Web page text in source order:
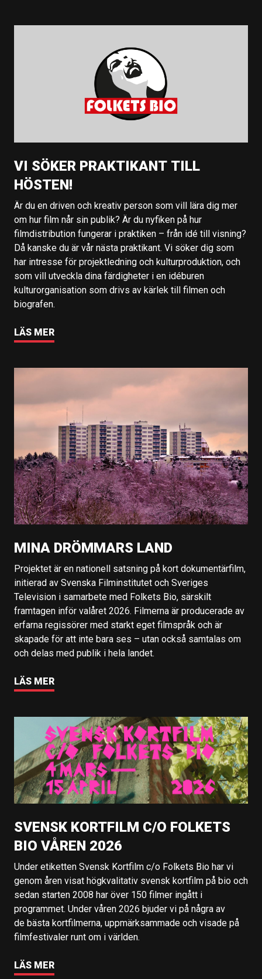
VI SÖKER PRAKTIKANT TILL
HÖSTEN!
Är du en driven och kreativ person som vill lära dig mer
om hur film når sin publik? Är du nyfiken på hur
filmdistribution fungerar i praktiken – från idé till visning?
Då kanske du är vår nästa praktikant. Vi söker dig som
har intresse för projektledning och kulturproduktion, och
som vill utveckla dina färdigheter i en idéburen
kulturorganisation som drivs av kärlek till filmen och
biografen.
LÄS MER
MINA DRÖMMARS LAND
Projektet är en nationell satsning på kort dokumentärfilm,
initierad av Svenska Filminstitutet och Sveriges
Television i samarbete med Folkets Bio, särskilt
framtagen inför valåret 2026. Filmerna är producerade av
erfarna regissörer med starkt eget filmspråk och är
skapade för att inte bara ses – utan också samtalas om
och delas med publik i hela landet.
LÄS MER
SVENSK KORTFILM C/O FOLKETS
BIO VÅREN 2026
Under etiketten Svensk Kortfilm c/o Folkets Bio har vi
genom åren visat högkvalitativ svensk kortfilm på bio och
sedan starten 2008 har över 150 filmer ingått i
programmet. Under våren 2026 bjuder vi på några av
de bästa kortfilmerna, uppmärksammade och visade på
filmfestivaler runt om i världen.
LÄS MER